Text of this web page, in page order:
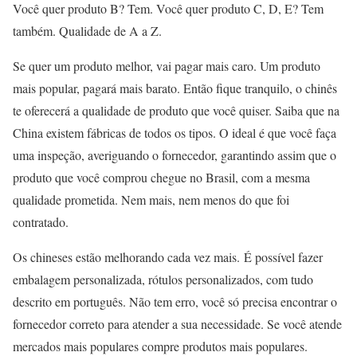
Você quer produto B? Tem. Você quer produto C, D, E? Tem
também. Qualidade de A a Z.
Se quer um produto melhor, vai pagar mais caro. Um produto
mais popular, pagará mais barato. Então fique tranquilo, o chinês
te oferecerá a qualidade de produto que você quiser. Saiba que na
China existem fábricas de todos os tipos. O ideal é que você faça
uma inspeção, averiguando o fornecedor, garantindo assim que o
produto que você comprou chegue no Brasil, com a mesma
qualidade prometida. Nem mais, nem menos do que foi
contratado.
Os chineses estão melhorando cada vez mais. É possível fazer
embalagem personalizada, rótulos personalizados, com tudo
descrito em português. Não tem erro, você só precisa encontrar o
fornecedor correto para atender a sua necessidade. Se você atende
mercados mais populares compre produtos mais populares.